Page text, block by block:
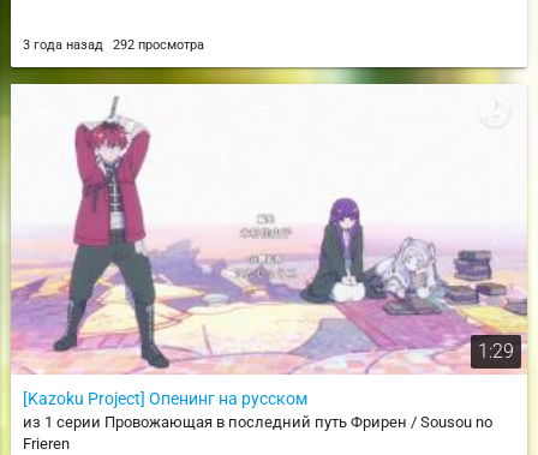
3 года назад 292 просмотра
1:29
[Kazoku Project] Опенинг на русском
из 1 серии Провожающая в последний путь Фрирен / Sousou no
Frieren